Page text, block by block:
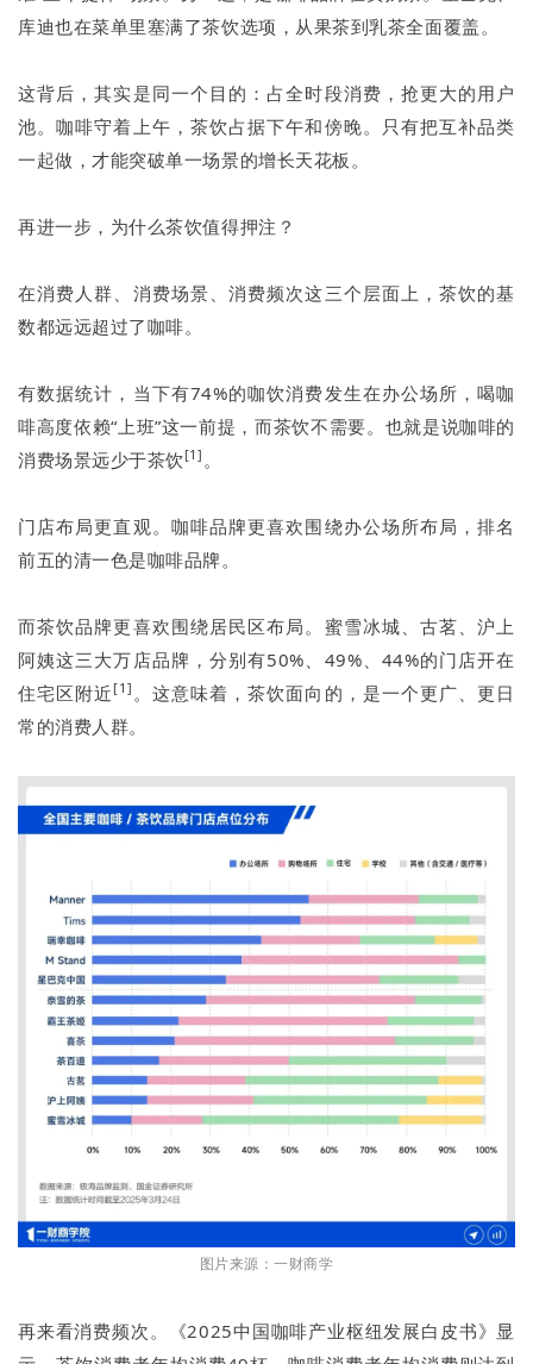
库迪也在菜单里塞满了茶饮选项，从果茶到乳茶全面覆盖。
这背后，其实是同一个目的：占全时段消费，抢更大的用户
池。咖啡守着上午，茶饮占据下午和傍晚。只有把互补品类
一起做，才能突破单一场景的增长天花板。
再进一步，为什么茶饮值得押注？
在消费人群、消费场景、消费频次这三个层面上，茶饮的基
数都远远超过了咖啡。
有数据统计，当下有74%的咖饮消费发生在办公场所，喝咖
啡高度依赖“上班”这一前提，而茶饮不需要。也就是说咖啡的
消费场景远少于茶饮[1] 。
门店布局更直观。咖啡品牌更喜欢围绕办公场所布局，排名
前五的清一色是咖啡品牌。
而茶饮品牌更喜欢围绕居民区布局。蜜雪冰城、古茗、沪上
阿姨这三大万店品牌，分别有50%、49%、44%的门店开在
住宅区附近 [1] 。这意味着，茶饮面向的，是一个更广、更日
常的消费人群。
图片来源：一财商学
再来看消费频次。《2025中国咖啡产业枢纽发展白皮书》显